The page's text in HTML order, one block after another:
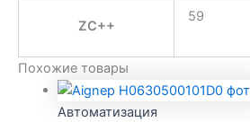
ZC++
59
Похожие товары
Автоматизация